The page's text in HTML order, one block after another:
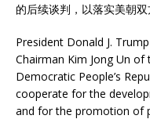
的后续谈判，以落实美朝双
President Donald J.
Chairman Kim Jong Un
Democratic People’s
cooperate for the
and for the promotion of